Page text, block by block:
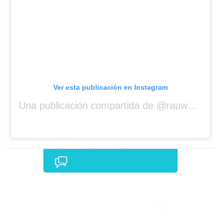
Ver esta publicación en Instagram
Una publicación compartida de @rauwalejandro